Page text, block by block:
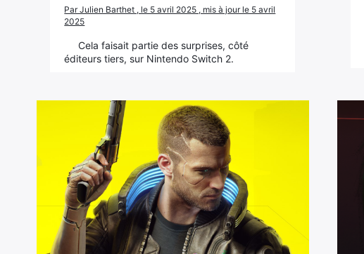
Par Julien Barthet , le 5 avril 2025 , mis à jour le 5 avril
2025
Cela faisait partie des surprises, côté
éditeurs tiers, sur Nintendo Switch 2.